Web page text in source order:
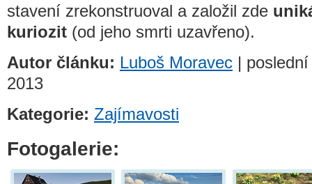
stavení zrekonstruoval a založil zde
kuriozit (od jeho smrti uzavřeno).
Autor článku: Luboš Moravec |
2013
Kategorie: Zajímavosti
Fotogalerie: